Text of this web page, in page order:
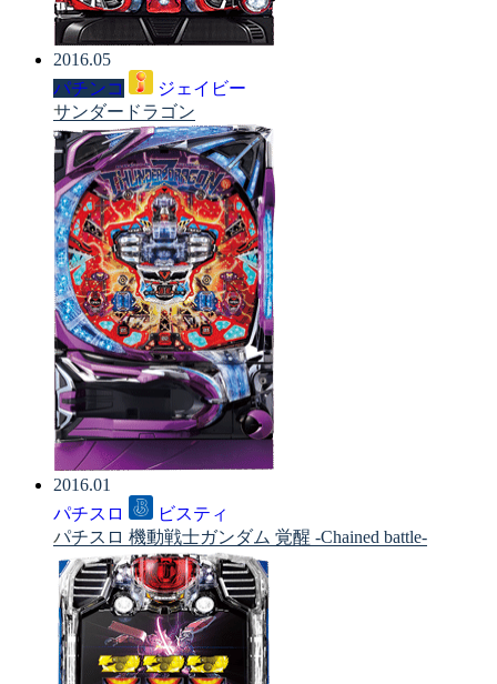
2016.05
パチンコ
ジェイビー
サンダードラゴン
2016.01
パチスロ
ビスティ
パチスロ 機動戦士ガンダム 覚醒 -Chained battle-